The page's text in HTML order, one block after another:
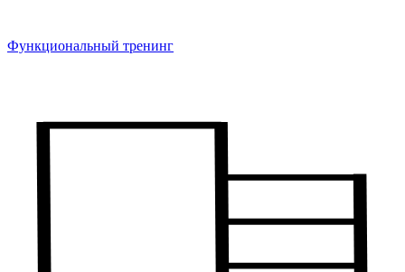
Функциональный тренинг